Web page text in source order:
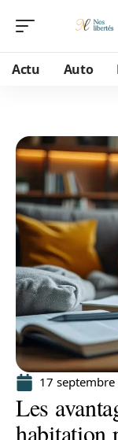
Actu Auto
17
Les
habitation